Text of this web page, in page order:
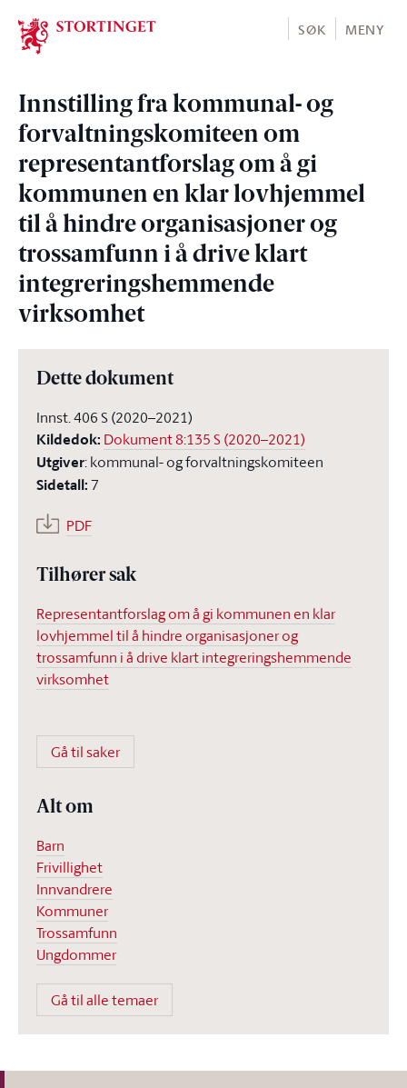
Stortinget.no
SØK MENY
Innstilling fra kommunal- og
forvaltningskomiteen om
representantforslag om å gi
kommunen en klar lovhjemmel
til å hindre organisasjoner og
trossamfunn i å drive klart
integreringshemmende
virksomhet
Dette dokument
Innst. 406 S (2020–2021)
Kildedok: Dokument 8:135 S (2020–2021)
Utgiver:kommunal- og forvaltningskomiteen
Sidetall:7
PDF
Tilhører sak
Representantforslag om å gi kommunen en klar
lovhjemmel til å hindre organisasjoner og
trossamfunn i å drive klart integreringshemmende
virksomhet
Gå til saker
Alt om
Barn
Frivillighet
Innvandrere
Kommuner
Trossamfunn
Ungdommer
Gå til alle temaer